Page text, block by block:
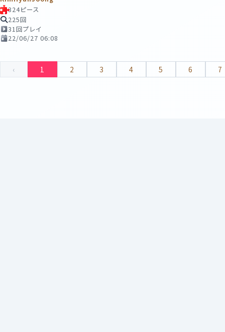
324ピース
225回
31回プレイ
22/06/27 06:08
‹ 1 2 3 4 5 6 7